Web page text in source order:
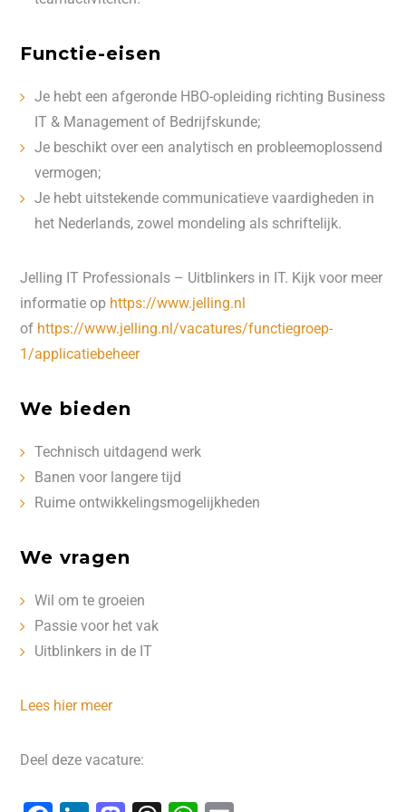
Functie-eisen
Je hebt een afgeronde HBO-opleiding richting Business
IT & Management of Bedrijfskunde;
Je beschikt over een analytisch en probleemoplossend
vermogen;
Je hebt uitstekende communicatieve vaardigheden in
het Nederlands, zowel mondeling als schriftelijk.
Jelling IT Professionals – Uitblinkers in IT. Kijk voor meer
informatie op https://www.jelling.nl
of https://www.jelling.nl/vacatures/functiegroep-
1/applicatiebeheer
We bieden
Technisch uitdagend werk
Banen voor langere tijd
Ruime ontwikkelingsmogelijkheden
We vragen
Wil om te groeien
Passie voor het vak
Uitblinkers in de IT
Lees hier meer
Deel deze vacature: